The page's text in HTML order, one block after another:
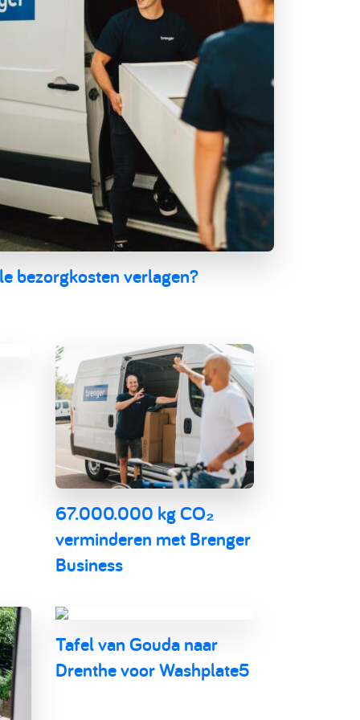
bezorgkosten verlagen?
67.000.000 kg CO₂
verminderen met Brenger
Business
Tafel van Gouda naar
Drenthe voor Washplate5